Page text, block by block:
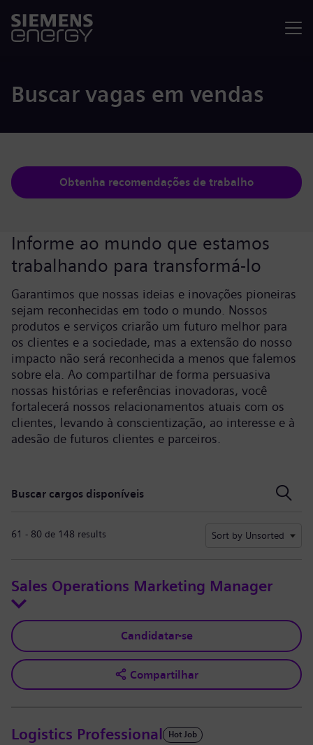
Buscar vagas em vendas
Obtenha recomendações de trabalho
Informe ao mundo que estamos
trabalhando para transformá-lo
Garantimos que nossas ideias e inovações pioneiras
sejam reconhecidas em todo o mundo. Nossos
produtos e serviços criarão um futuro melhor para
os clientes e a sociedade, mas a extensão do nosso
impacto não será reconhecida a menos que falemos
sobre ela. Ao compartilhar de forma persuasiva
nossas histórias e referências inovadoras, você
fortalecerá nossos relacionamentos atuais com os
clientes, levando à conscientização, ao interesse e à
adesão de futuros clientes e parceiros.
Buscar cargos disponíveis
61 - 80 de 148 results Sort by Unsorted
Sales Operations Marketing Manager
Candidatar-se
Compartilhar
Logistics Professional Hot Job